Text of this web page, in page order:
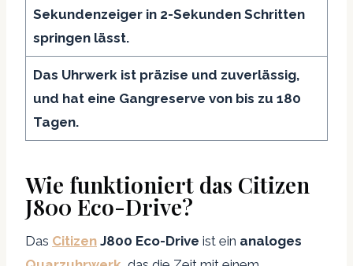
Sekundenzeiger in 2-Sekunden Schritten
springen lässt.
Das Uhrwerk ist präzise und zuverlässig,
und hat eine Gangreserve von bis zu 180
Tagen.
Wie funktioniert das Citizen
J800 Eco-Drive?
Das Citizen J800 Eco-Drive ist ein analoges